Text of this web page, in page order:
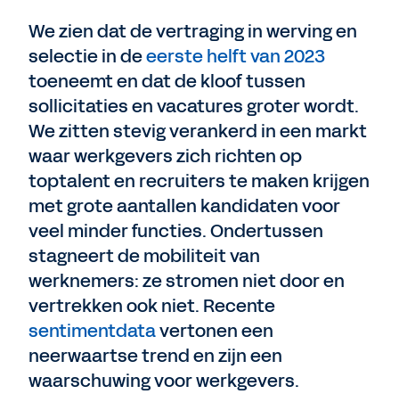
We zien dat de vertraging in werving en
selectie in deeerste helft van 2023
toeneemt en dat de kloof tussen
sollicitaties en vacatures groter wordt.
We zitten stevig verankerd in een markt
waar werkgevers zich richten op
toptalent en recruiters te maken krijgen
met grote aantallen kandidaten voor
veel minder functies. Ondertussen
stagneert de mobiliteit van
werknemers: ze stromen niet door en
vertrekken ook niet. Recente
sentimentdatavertonen een
neerwaartse trend en zijn een
waarschuwing voor werkgevers.